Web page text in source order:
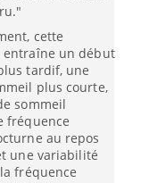
cette
entraîne un début
tardif, une
plus courte,
sommeil
fréquence
au repos
une variabilité
fréquence